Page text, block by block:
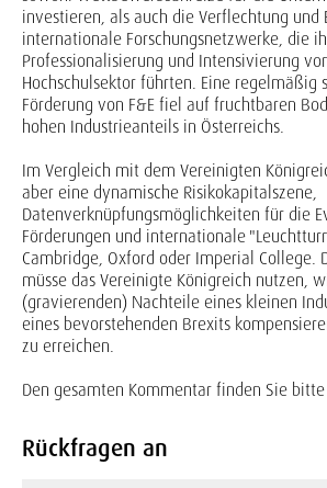
investieren, als auch die Verflechtung und
internationale Forschungsnetzwerke, die
Professionalisierung und Intensivierung
Hochschulsektor führten. Eine regelmäßig
Förderung von F&E fiel auf fruchtbaren
hohen Industrieanteils in Österreichs.
Im Vergleich mit dem Vereinigten
aber eine dynamische Risikokapitalszene,
Datenverknüpfungsmöglichkeiten für die
Förderungen und internationale
Cambridge, Oxford oder Imperial College.
müsse das Vereinigte Königreich nutzen,
(gravierenden) Nachteile eines kleinen
eines bevorstehenden Brexits
zu erreichen.
Den gesamten Kommentar finden Sie bitte
Rückfragen an